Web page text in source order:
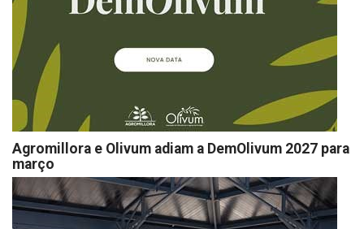
Agromillora e Olivum adiam a DemOlivum 2027 para
março